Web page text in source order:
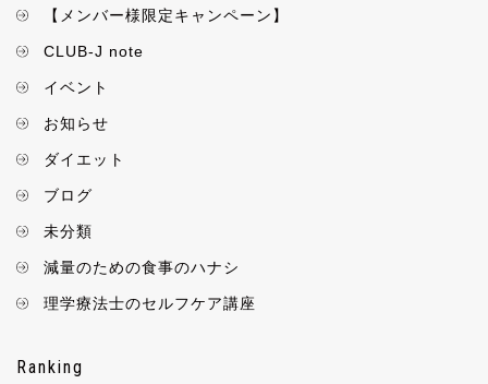
【メンバー様限定キャンペーン】
CLUB-J note
イベント
お知らせ
ダイエット
ブログ
未分類
減量のための食事のハナシ
理学療法士のセルフケア講座
Ranking